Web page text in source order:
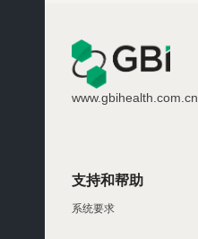
www.gbihealth.com.cn
支持和帮助
系统要求